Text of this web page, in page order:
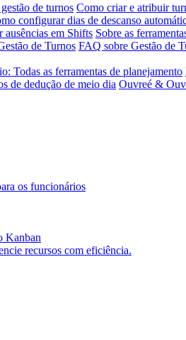
de turnos Como criar e atribuir
configurar dias de descanso
ausências em Shifts Sobre as
de Turnos FAQ sobre Gestão de
Todas as ferramentas de planejamento
de dedução de meio dia Ouvreé &
os funcionários
Kanban
recursos com eficiência.